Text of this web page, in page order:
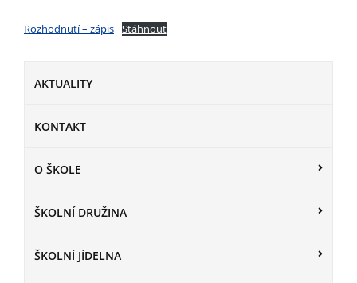
AKTUALITY
KONTAKT
O ŠKOLE
ŠKOLNÍ DRUŽINA
ŠKOLNÍ JÍDELNA
Rozhodnutí – zápis Stáhnout